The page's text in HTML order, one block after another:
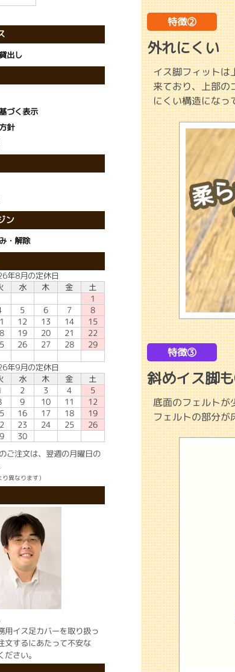
出し
づく表示
針
ン
・解除
年8月の定休日
水 木 金 土
1
5 6 7
8
12 13 14
15
19 20 21
22
26 27 28
29
年9月の定休日
水 木 金 土
2 3 4
5
9 10 11
12
16 17 18
19
23 24 25
26
30
ご注文は、翌週の月曜日の
異なります）
用イス足カバーを取り扱っ
文するにあたって不安な
さい。
特徴②
外れにくい
イス脚フィットは
来ており、上部の
にくい構造になっ
特徴③
斜めイス脚
底面のフェルトが
フェルトの部分が